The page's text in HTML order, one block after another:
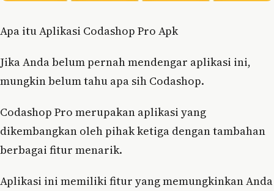
Apa itu Aplikasi Codashop Pro Apk
Jika Anda belum pernah mendengar aplikasi ini,
mungkin belum tahu apa sih Codashop.
Codashop Pro merupakan aplikasi yang
dikembangkan oleh pihak ketiga dengan tambahan
berbagai fitur menarik.
Aplikasi ini memiliki fitur yang memungkinkan Anda